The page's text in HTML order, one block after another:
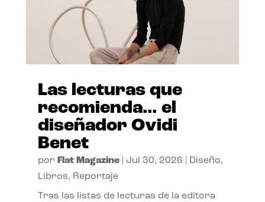
Las lecturas que
recomienda… el
diseñador Ovidi
Benet
por Flat Magazine| Jul 30, 2026 Diseño,
Libros, Reportaje
Tras las listas de lecturas de la editora